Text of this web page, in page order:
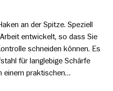
an der Spitze. Speziell
entwickelt, so dass Sie
schneiden können. Es
für langlebige Schärfe
einem praktischen